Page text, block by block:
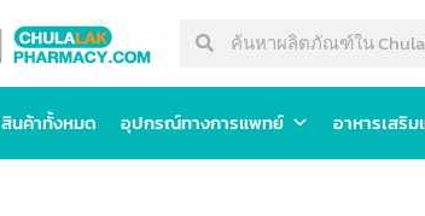
สินค้าทั้งหมด อุปกรณ์ทางการแพทย์ อาหารเสริ